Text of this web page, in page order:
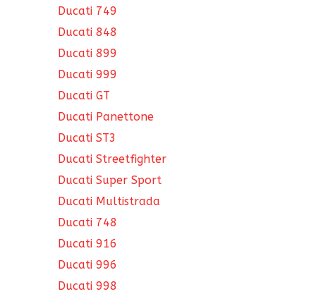
Ducati 749
Ducati 848
Ducati 899
Ducati 999
Ducati GT
Ducati Panettone
Ducati ST3
Ducati Streetfighter
Ducati Super Sport
Ducati Multistrada
Ducati 748
Ducati 916
Ducati 996
Ducati 998